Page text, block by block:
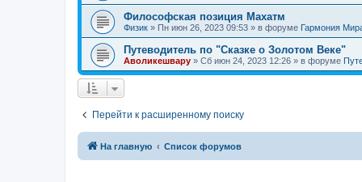
Философская позиция Махатм
Физик » Пн июн 26, 2023 09:53 » в форуме Гармония
Путеводитель по "Сказке о Золотом Веке"
Аволикешвару » Сб июн 24, 2023 12:26 » в форуме
Перейти к расширенному поиску
На главную Список форумов